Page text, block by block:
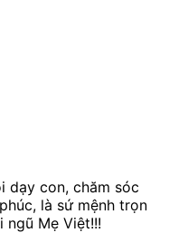
dạy con, chăm sóc
là sứ mệnh trọn
Mẹ Việt!!!